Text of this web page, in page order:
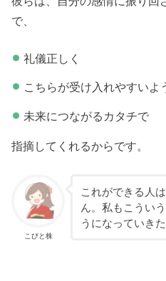
で、
礼儀正しく
こちらが受け入れやすいよ
未来につながるカタチで
指摘してくれるからです。
こびと株
これができる人
ん。私もこうい
うになっていき